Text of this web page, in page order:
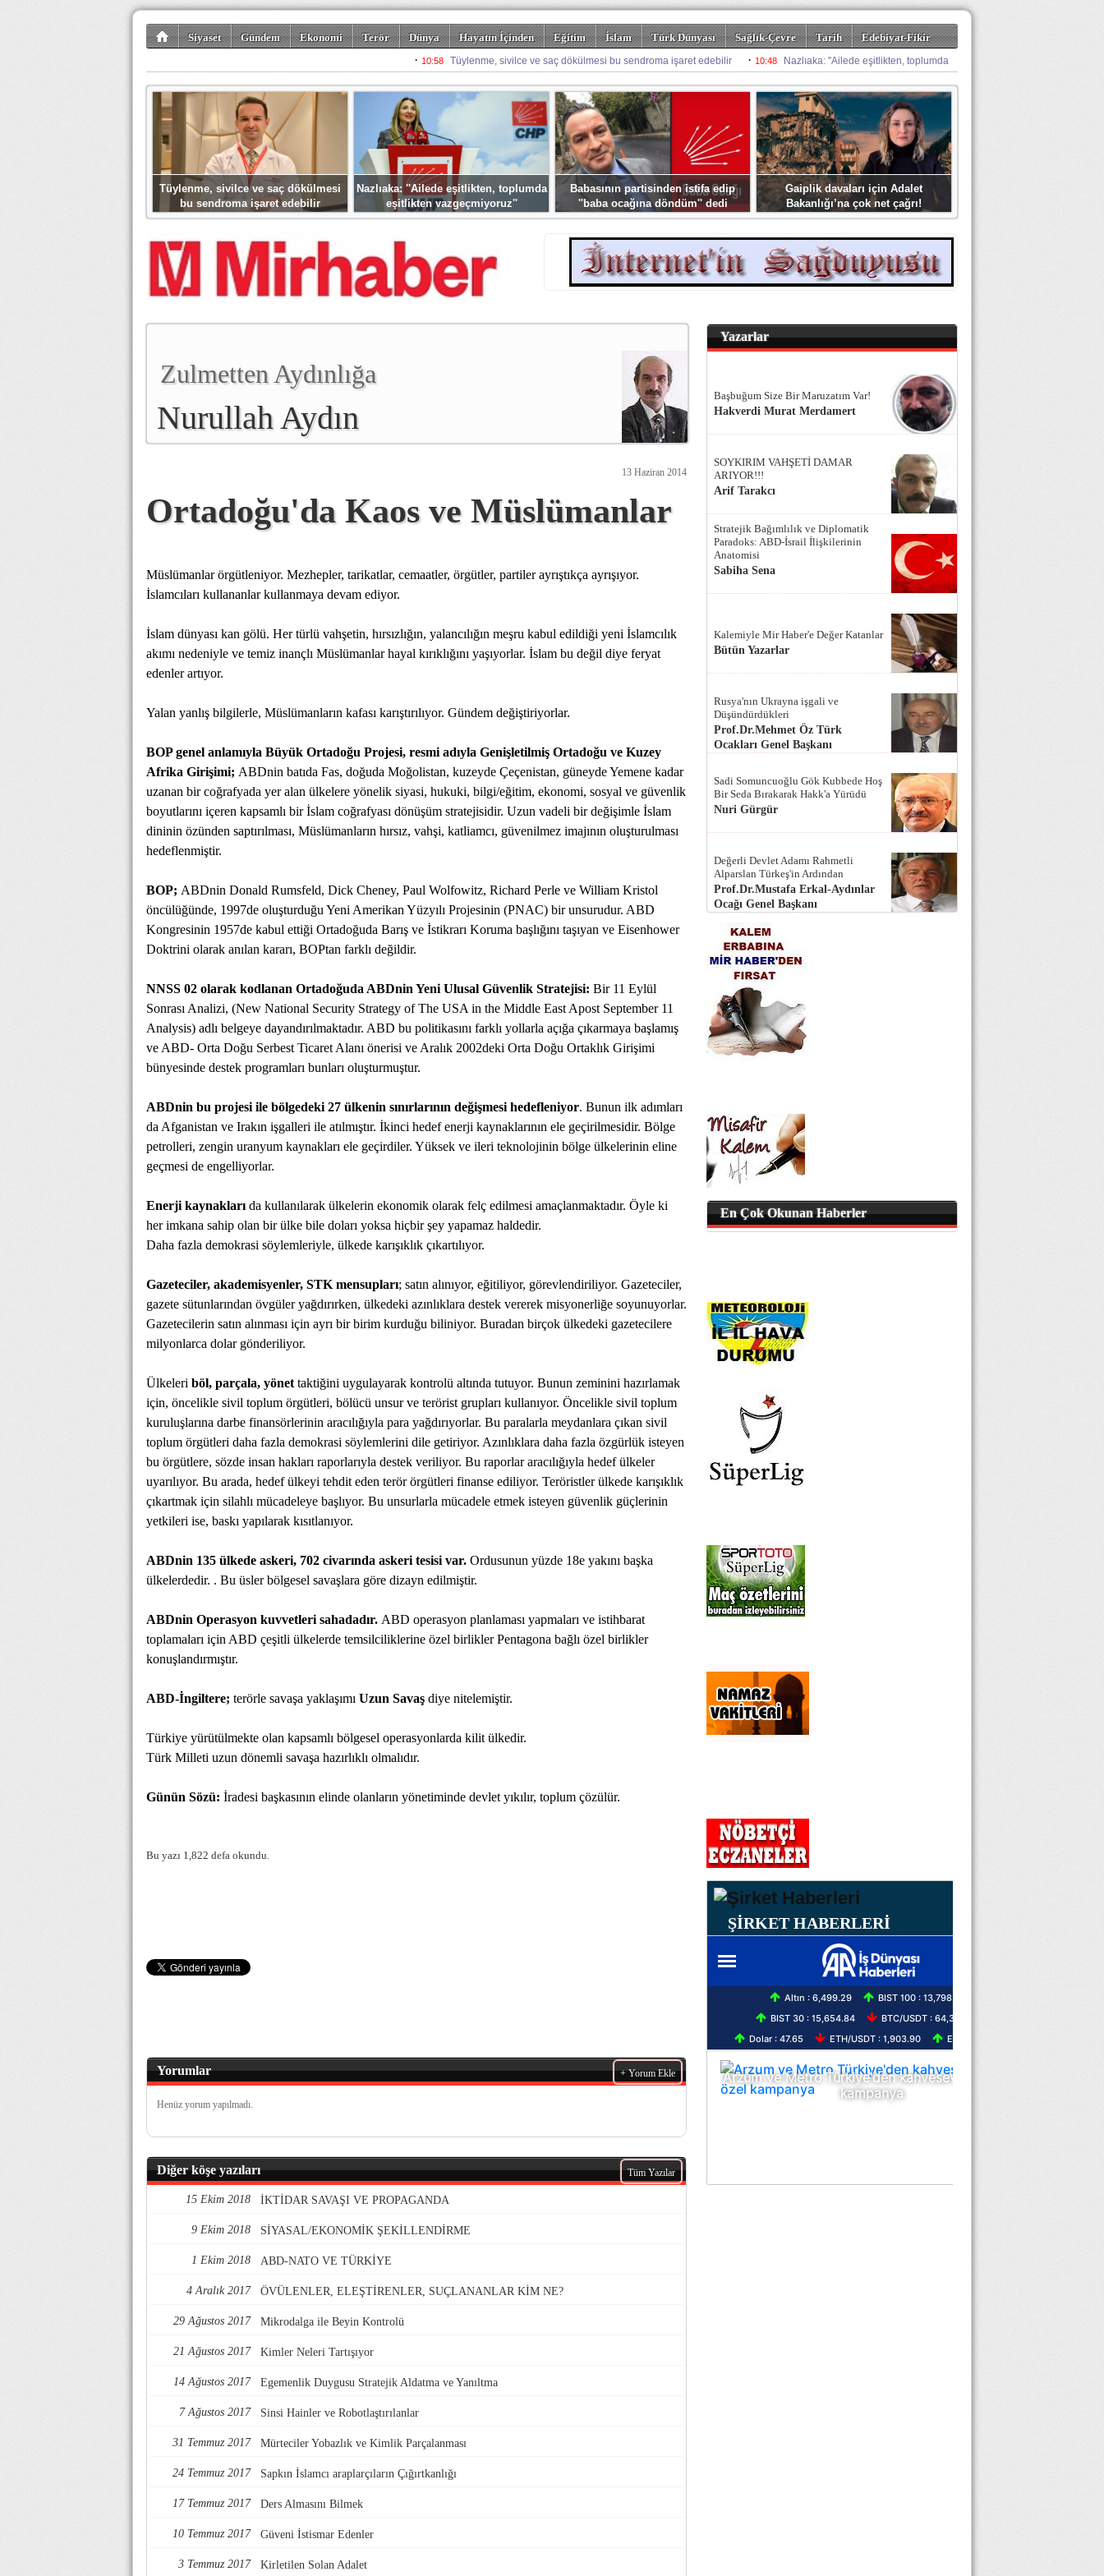
Siyaset Gündem Ekonomi Terör Dünya Hayatın İçinden Eğitim İslam Türk Dünyası Sağlık-Çevre Tarih
Edebiyat-Fikir
Spor Misafir Kalem Foto Galeriler
Tüylenme, sivilce ve saç dökülmesi
bu sendroma işaret edebilir
Nazlıaka: ''Ailede eşitlikten, toplumda
eşitlikten vazgeçmiyoruz''
Babasının partisinden istifa edip
''baba ocağına döndüm'' dedi
Gaiplik davaları için Adalet
Bakanlığı’na çok net çağrı!
Zulmetten Aydınlığa
Nurullah Aydın
13 Haziran 2014
Ortadoğu'da Kaos ve Müslümanlar
Müslümanlar örgütleniyor. Mezhepler, tarikatlar, cemaatler, örgütler, partiler ayrıştıkça ayrışıyor.
İslamcıları kullananlar kullanmaya devam ediyor.
İslam dünyası kan gölü. Her türlü vahşetin, hırsızlığın, yalancılığın meşru kabul edildiği yeni İslamcılık
akımı nedeniyle ve temiz inançlı Müslümanlar hayal kırıklığını yaşıyorlar. İslam bu değil diye feryat
edenler artıyor.
Yalan yanlış bilgilerle, Müslümanların kafası karıştırılıyor. Gündem değiştiriyorlar.
BOP genel anlamıyla Büyük Ortadoğu Projesi, resmi adıyla Genişletilmiş Ortadoğu ve Kuzey
Afrika Girişimi; ABDnin batıda Fas, doğuda Moğolistan, kuzeyde Çeçenistan, güneyde Yemene kadar
uzanan bir coğrafyada yer alan ülkelere yönelik siyasi, hukuki, bilgi/eğitim, ekonomi, sosyal ve güvenlik
boyutlarını içeren kapsamlı bir İslam coğrafyası dönüşüm stratejisidir. Uzun vadeli bir değişimle İslam
dininin özünden saptırılması, Müslümanların hırsız, vahşi, katliamcı, güvenilmez imajının oluşturulması
hedeflenmiştir.
BOP; ABDnin Donald Rumsfeld, Dick Cheney, Paul Wolfowitz, Richard Perle ve William Kristol
öncülüğünde, 1997de oluşturduğu Yeni Amerikan Yüzyılı Projesinin (PNAC) bir unsurudur. ABD
Kongresinin 1957de kabul ettiği Ortadoğuda Barış ve İstikrarı Koruma başlığını taşıyan ve Eisenhower
Doktrini olarak anılan kararı, BOPtan farklı değildir.
NNSS 02 olarak kodlanan Ortadoğuda ABDnin Yeni Ulusal Güvenlik Stratejisi: Bir 11 Eylül
Sonrası Analizi, (New National Security Strategy of The USA in the Middle East Apost September 11
Analysis) adlı belgeye dayandırılmaktadır. ABD bu politikasını farklı yollarla açığa çıkarmaya başlamış
ve ABD- Orta Doğu Serbest Ticaret Alanı önerisi ve Aralık 2002deki Orta Doğu Ortaklık Girişimi
bünyesinde destek programları bunları oluşturmuştur.
ABDnin bu projesi ile bölgedeki 27 ülkenin sınırlarının değişmesi hedefleniyor. Bunun ilk adımları
da Afganistan ve Irakın işgalleri ile atılmıştır. İkinci hedef enerji kaynaklarının ele geçirilmesidir. Bölge
petrolleri, zengin uranyum kaynakları ele geçirdiler. Yüksek ve ileri teknolojinin bölge ülkelerinin eline
geçmesi de engelliyorlar.
Enerji kaynakları da kullanılarak ülkelerin ekonomik olarak felç edilmesi amaçlanmaktadır. Öyle ki
her imkana sahip olan bir ülke bile doları yoksa hiçbir şey yapamaz haldedir.
Daha fazla demokrasi söylemleriyle, ülkede karışıklık çıkartılıyor.
Gazeteciler, akademisyenler, STK mensupları; satın alınıyor, eğitiliyor, görevlendiriliyor. Gazeteciler,
gazete sütunlarından övgüler yağdırırken, ülkedeki azınlıklara destek vererek misyonerliğe soyunuyorlar.
Gazetecilerin satın alınması için ayrı bir birim kurduğu biliniyor. Buradan birçok ülkedeki gazetecilere
milyonlarca dolar gönderiliyor.
Ülkeleri böl, parçala, yönet taktiğini uygulayarak kontrolü altında tutuyor. Bunun zeminini hazırlamak
için, öncelikle sivil toplum örgütleri, bölücü unsur ve terörist grupları kullanıyor. Öncelikle sivil toplum
kuruluşlarına darbe finansörlerinin aracılığıyla para yağdırıyorlar. Bu paralarla meydanlara çıkan sivil
toplum örgütleri daha fazla demokrasi söylemlerini dile getiriyor. Azınlıklara daha fazla özgürlük isteyen
bu örgütlere, sözde insan hakları raporlarıyla destek veriliyor. Bu raporlar aracılığıyla hedef ülkeler
uyarılıyor. Bu arada, hedef ülkeyi tehdit eden terör örgütleri finanse ediliyor. Teröristler ülkede karışıklık
çıkartmak için silahlı mücadeleye başlıyor. Bu unsurlarla mücadele etmek isteyen güvenlik güçlerinin
yetkileri ise, baskı yapılarak kısıtlanıyor.
ABDnin 135 ülkede askeri, 702 civarında askeri tesisi var. Ordusunun yüzde 18e yakını başka
ülkelerdedir. . Bu üsler bölgesel savaşlara göre dizayn edilmiştir.
ABDnin Operasyon kuvvetleri sahadadır. ABD operasyon planlaması yapmaları ve istihbarat
toplamaları için ABD çeşitli ülkelerde temsilciliklerine özel birlikler Pentagona bağlı özel birlikler
konuşlandırmıştır.
ABD-İngiltere; terörle savaşa yaklaşımı Uzun Savaş diye nitelemiştir.
Türkiye yürütülmekte olan kapsamlı bölgesel operasyonlarda kilit ülkedir.
Türk Milleti uzun dönemli savaşa hazırlıklı olmalıdır.
Günün Sözü: İradesi başkasının elinde olanların yönetiminde devlet yıkılır, toplum çözülür.
Bu yazı 1,822 defa okundu.
Yorumlar + Yorum Ekle
Henüz yorum yapılmadı.
Diğer köşe yazıları Tüm Yazılar
15 Ekim 2018 İKTİDAR SAVAŞI VE PROPAGANDA
9 Ekim 2018 SİYASAL/EKONOMİK ŞEKİLLENDİRME
1 Ekim 2018 ABD-NATO VE TÜRKİYE
4 Aralık 2017 ÖVÜLENLER, ELEŞTİRENLER, SUÇLANANLAR KİM NE?
29 Ağustos 2017 Mikrodalga ile Beyin Kontrolü
21 Ağustos 2017 Kimler Neleri Tartışıyor
14 Ağustos 2017 Egemenlik Duygusu Stratejik Aldatma ve Yanıltma
7 Ağustos 2017 Sinsi Hainler ve Robotlaştırılanlar
31 Temmuz 2017 Mürteciler Yobazlık ve Kimlik Parçalanması
24 Temmuz 2017 Sapkın İslamcı araplarçıların Çığırtkanlığı
17 Temmuz 2017 Ders Almasını Bilmek
10 Temmuz 2017 Güveni İstismar Edenler
3 Temmuz 2017 Kirletilen Solan Adalet
Yazarlar
Başbuğum Size Bir Maruzatım Var!
Hakverdi Murat Merdamert
SOYKIRIM VAHŞETİ DAMAR
ARIYOR!!!
Arif Tarakcı
Stratejik Bağımlılık ve Diplomatik
Paradoks: ABD-İsrail İlişkilerinin
Anatomisi
Sabiha Sena
Kalemiyle Mir Haber'e Değer Katanlar
Bütün Yazarlar
Rusya'nın Ukrayna işgali ve
Düşündürdükleri
Prof.Dr.Mehmet Öz Türk
Ocakları Genel Başkanı
Sadi Somuncuoğlu Gök Kubbede Hoş
Bir Seda Bırakarak Hakk'a Yürüdü
Nuri Gürgür
Değerli Devlet Adamı Rahmetli
Alparslan Türkeş'in Ardından
Prof.Dr.Mustafa Erkal-Aydınlar
Ocağı Genel Başkanı
En Çok Okunan Haberler
ŞİRKET HABERLERİ